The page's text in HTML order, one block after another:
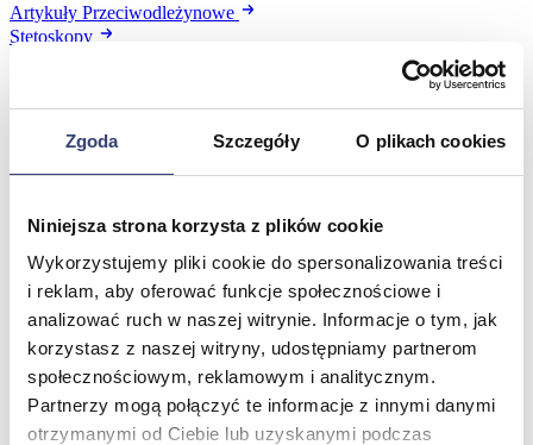
Zgoda Szczegóły O plikach cookies
Niniejsza strona korzysta z plików cookie
Wykorzystujemy pliki cookie do spersonalizowania treści
i reklam, aby oferować funkcje społecznościowe i
analizować ruch w naszej witrynie. Informacje o tym, jak
korzystasz z naszej witryny, udostępniamy partnerom
społecznościowym, reklamowym i analitycznym.
Partnerzy mogą połączyć te informacje z innymi danymi
otrzymanymi od Ciebie lub uzyskanymi podczas
Artykuły Przeciwodleżynowe
Stetoskopy
Kozetki
Pielęgnacja mebli
Taborety i krzesła
Parawany
Fotele
Zobacz wszystko